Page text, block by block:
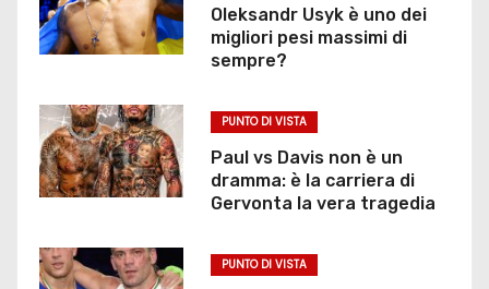
Oleksandr Usyk è uno dei
migliori pesi massimi di
sempre?
PUNTO DI VISTA
Paul vs Davis non è un
dramma: è la carriera di
Gervonta la vera tragedia
PUNTO DI VISTA